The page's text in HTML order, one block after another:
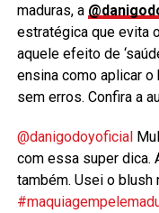
maduras, a
estratégica que evita
aquele efeito de
ensina como aplicar
sem erros. Confira a
@danigodoyoficial
com essa super dica.
também. Usei o blush